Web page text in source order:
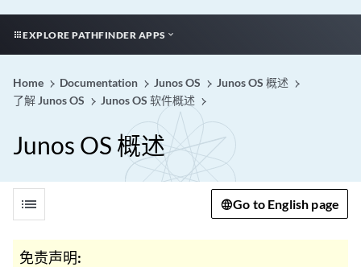
EXPLORE PATHFINDER APPS
Home Documentation Junos OS
Junos OS 概述
了解 Junos OS
Junos OS 软件概述
Junos OS 概述
list Go to English page
免责声明: